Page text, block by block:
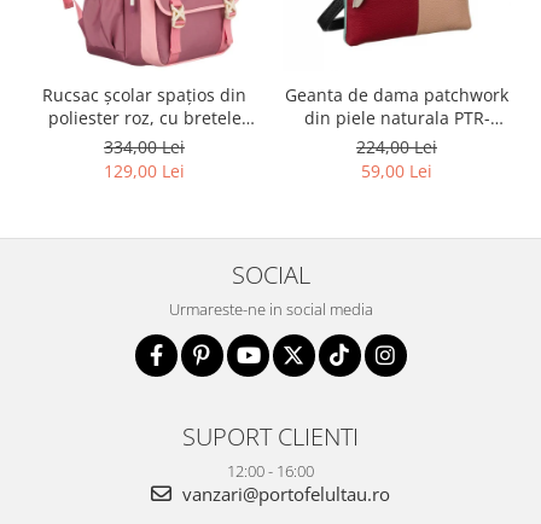
Rucsac școlar spațios din
poliester roz, cu bretele
reglabile - Peterson PTR-
PTN 8610-1327 PINK
334,00 Lei
129,00 Lei
Geanta de dama patchwork
din piele naturala PTR-
1718-SKL-6922 MULTI
224,00 Lei
59,00 Lei
SOCIAL
Urmareste-ne in social media
SUPORT CLIENTI
12:00 - 16:00
vanzari@portofelultau.ro